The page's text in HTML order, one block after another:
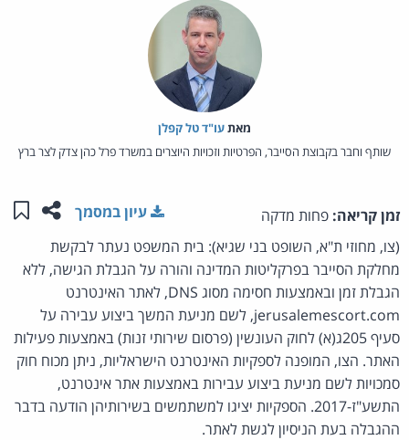
מאת‏עו"ד טל קפלן
שותף וחבר בקבוצת הסייבר, הפרטיות וזכויות היוצרים במשרד פרל כהן צדק לצר ברץ
זמן קריאה: פחות מדקה שתפו
עיון במסמך
(צו, מחוזי ת"א, השופט בני שגיא): בית המשפט נעתר לבקשת
מחלקת הסייבר בפרקליטות המדינה והורה על הגבלת הגישה, ללא
הגבלת זמן ובאמצעות חסימה מסוג DNS, לאתר האינטרנט
jerusalemescort.com, לשם מניעת המשך ביצוע עבירה על
סעיף 205ג(א) לחוק העונשין (פרסום שירותי זנות) באמצעות פעילות
האתר. הצו, המופנה לספקיות האינטרנט הישראליות, ניתן מכוח חוק
סמכויות לשם מניעת ביצוע עבירות באמצעות אתר אינטרנט,
התשע"ז-2017. הספקיות יציגו למשתמשים בשירותיהן הודעה בדבר
ההגבלה בעת הניסיון לגשת לאתר.